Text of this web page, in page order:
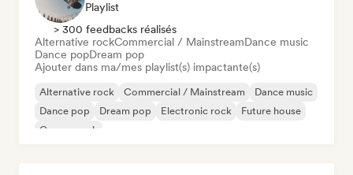
Playlist
> 300 feedbacks réalisés
Alternative rockCommercial / MainstreamDance music
Dance popDream pop
Ajouter dans ma/mes playlist(s) impactante(s)
Alternative rock Commercial / Mainstream
Dance music
Dance pop
Dream pop Electronic rock
Future house
Garage rock